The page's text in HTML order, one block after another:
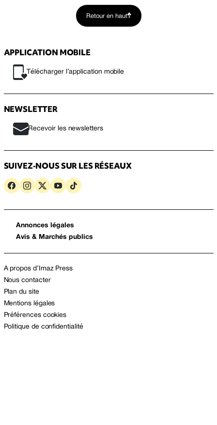
Retour en haut
APPLICATION MOBILE
Télécharger l’application mobile
NEWSLETTER
Recevoir les newsletters
SUIVEZ-NOUS SUR LES RÉSEAUX
Annonces légales
Avis & Marchés publics
A propos d’Imaz Press
Nous contacter
Plan du site
Mentions légales
Préférences cookies
Politique de confidentialité